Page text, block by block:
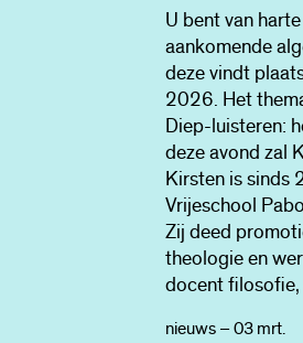
U bent van
aankomende
deze vindt
2026. Het
Diep-luisteren:
deze avond zal
Kirsten is sinds
Vrijeschool
Zij deed
theologie en
docent filosofie,
nieuws – 03 mrt.